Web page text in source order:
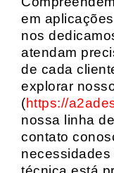
em
nos
atendam
de cada
explorar
(https://
nossa linha
contato